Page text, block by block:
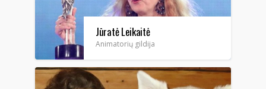
Jūratė Leikaitė
Animatorių gildija